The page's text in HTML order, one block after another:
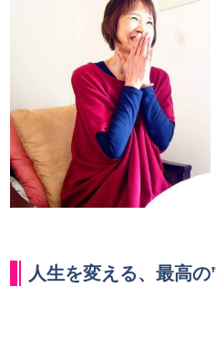
人生を変える、最高